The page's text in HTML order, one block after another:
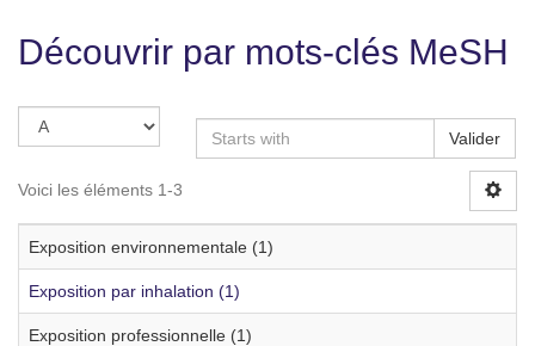
Découvrir par mots-clés MeSH
Valider
Voici les éléments 1-3
Exposition environnementale (1)
Exposition par inhalation (1)
Exposition professionnelle (1)